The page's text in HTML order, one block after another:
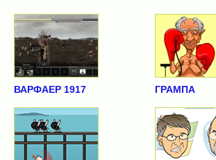
ВАРФАЕР 1917 ГРАМПА